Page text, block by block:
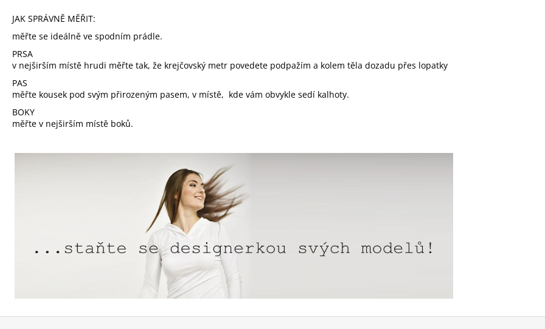
JAK SPRÁVNĚ MĚŘIT:
měřte se ideálně ve spodním prádle.
PRSA
v nejširším místě hrudi měřte tak, že krejčovský metr povedete podpažím a kolem těla dozadu přes lopatky
PAS
měřte kousek pod svým přirozeným pasem, v místě, kde vám obvykle sedí kalhoty.
BOKY
měřte v nejširším místě boků.